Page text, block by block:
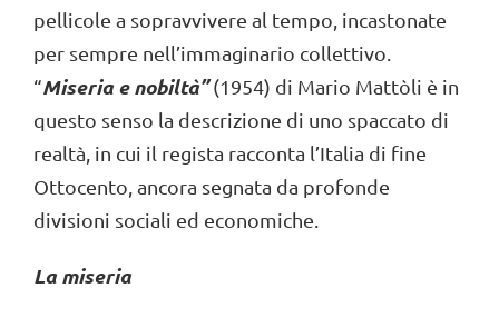
pellicole a sopravvivere al tempo, incastonate
per sempre nell’immaginario collettivo.
“Miseria e nobiltà”(1954) di Mario Mattòli è in
questo senso la descrizione di uno spaccato di
realtà, in cui il regista racconta l’Italia di fine
Ottocento, ancora segnata da profonde
divisioni sociali ed economiche.
La miseria